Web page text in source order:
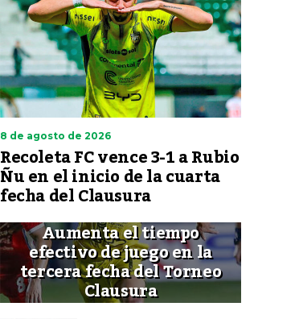
8 de agosto de 2026
Recoleta FC vence 3-1 a Rubio
Ñu en el inicio de la cuarta
fecha del Clausura
Aumenta el tiempo
efectivo de juego en la
tercera fecha del Torneo
Clausura